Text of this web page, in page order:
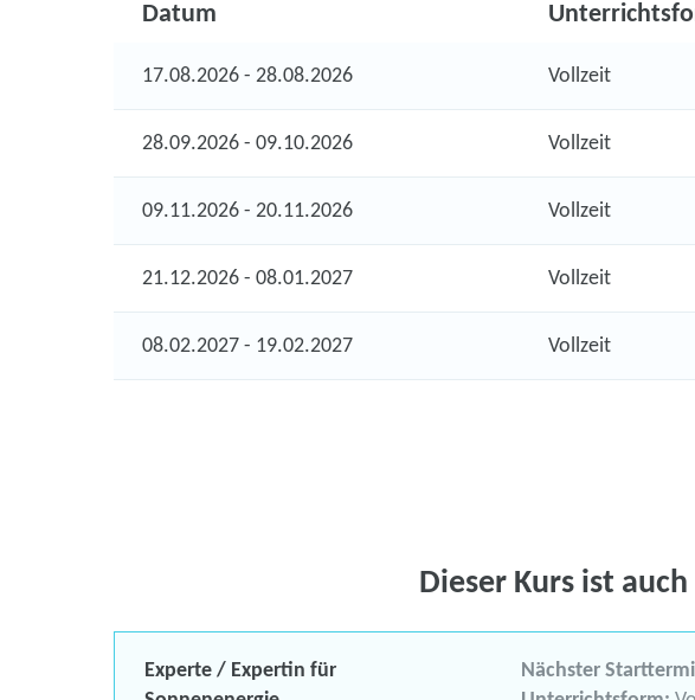
Datum
17.08.2026 - 28.08.2026 Vollzeit
28.09.2026 - 09.10.2026 Vollzeit
09.11.2026 - 20.11.2026 Vollzeit
21.12.2026 - 08.01.2027 Vollzeit
08.02.2027 - 19.02.2027 Vollzeit
Dieser Kurs ist
Experte / Expertin für
Nächster